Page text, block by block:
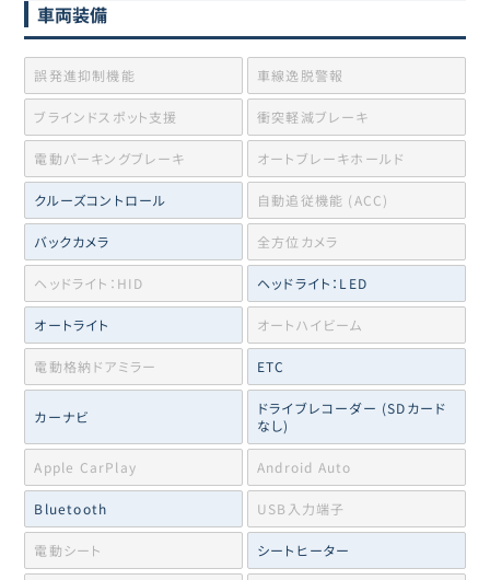
車両装備
誤発進抑制機能 車線逸脱警報
ブラインドスポット支援 衝突軽減ブレーキ
電動パーキングブレーキ オートブレーキホールド
クルーズコントロール 自動追従機能 (ACC)
バックカメラ 全方位カメラ
ヘッドライト：HID ヘッドライト：LED
オートライト オートハイビーム
電動格納ドアミラー ETC
カーナビ
ドライブレコーダー (SDカード
なし)
Apple CarPlay Android Auto
Bluetooth USB入力端子
電動シート シートヒーター